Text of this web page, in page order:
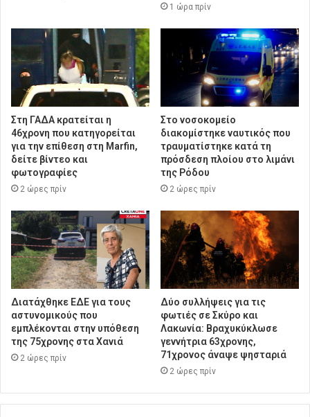
1 ώρα πρίν
Στη ΓΑΔΑ κρατείται η
46χρονη που κατηγορείται
για την επίθεση στη Marfin,
δείτε βίντεο και
φωτογραφίες
2 ώρες πρίν
Στο νοσοκομείο
διακομίστηκε ναυτικός που
τραυματίστηκε κατά τη
πρόσδεση πλοίου στο λιμάνι
της Ρόδου
2 ώρες πρίν
Διατάχθηκε ΕΔΕ για τους
αστυνομικούς που
εμπλέκονται στην υπόθεση
της 75χρονης στα Χανιά
2 ώρες πρίν
Δύο συλλήψεις για τις
φωτιές σε Σκύρο και
Λακωνία: Βραχυκύκλωσε
γεννήτρια 63χρονης,
71χρονος άναψε ψησταριά
2 ώρες πρίν